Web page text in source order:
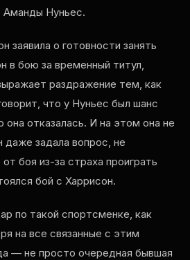
Аманды Нуньес.
заявила о готовности занять
в бою за временный титул,
раздражение тем, как
что у Нуньес был шанс
она отказалась. И на этом она не
задала вопрос, не
боя из-за страха проиграть
бой с Харрисон.
по такой спортсменке, как
на все связанные с этим
— не просто очередная бывшая